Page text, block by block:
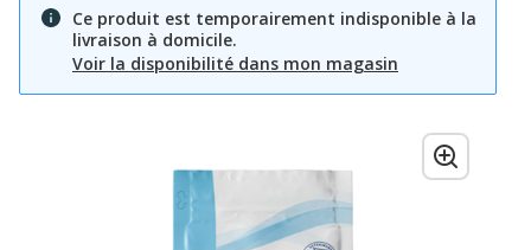
Ce produit est temporairement indisponible à la
livraison à domicile.
Voir la disponibilité dans mon magasin